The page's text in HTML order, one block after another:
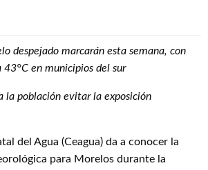
despejado marcarán esta semana, con
43°C en municipios del sur
la población evitar la exposición
del Agua (Ceagua) da a conocer la
para Morelos durante la